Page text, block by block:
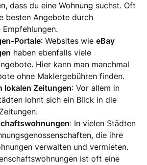
dass du eine Wohnung suchst. Oft
besten Angebote durch
Empfehlungen.
Portale: Websites wieeBay
haben ebenfalls viele
Hier kann man manchmal
ohne Maklergebühren finden.
lokalen Zeitungen: Vor allem in
lohnt sich ein Blick in die
: In vielen Städten
die ihre
verwalten und vermieten.
ist oft eine